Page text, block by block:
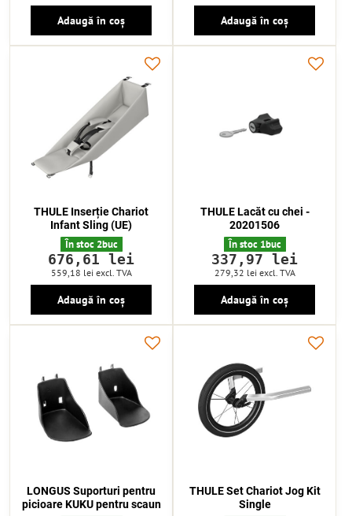
Adaugă în coș Adaugă în coș
THULE Inserție Chariot
Infant Sling (UE)
În stoc 2buc
676,61 lei
559,18 lei excl. TVA
Adaugă în coș
THULE Lacăt cu chei -
20201506
În stoc 1buc
337,97 lei
279,32 lei excl. TVA
Adaugă în coș
LONGUS Suporturi pentru
picioare KUKU pentru scaun
THULE Set Chariot Jog Kit
Single